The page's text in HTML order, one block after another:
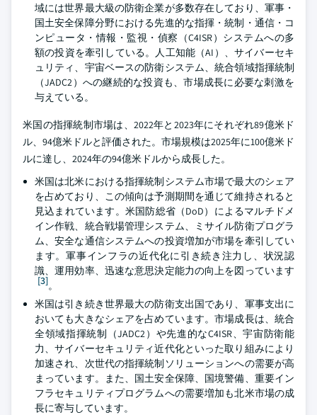
域には世界最大級の防衛企業が多数存在しており、軍事・
国土安全保障分野における先進的な指揮・統制・通信・コ
ンピュータ・情報・監視・偵察（C4ISR）システムへの多
額の投資を牽引している。人工知能（AI）、サイバーセキ
ュリティ、宇宙ベースの防衛システム、統合領域指揮統制
（JADC2）への継続的な投資も、市場成長に必要な刺激を
与えている。
米国の指揮統制市場は、2022年と2023年にそれぞれ89億米ド
ル、94億米ドルと評価された。市場規模は2025年に100億米ド
ルに達し、2024年の94億米ドルから成長した。
米国は北米における指揮統制システム市場で最大のシェア
を占めており、この傾向は予測期間を通じて維持されると
見込まれています。米国防総省（DoD）によるマルチドメ
イン作戦、統合戦場管理システム、ミサイル防衛プログラ
ム、安全な通信システムへの投資増加が市場を牽引してい
ます。軍事インフラの近代化に引き続き注力し、状況認
識、運用効率、迅速な意思決定能力の向上を図っています
[3]。
米国は引き続き世界最大の防衛支出国であり、軍事支出に
おいても大きなシェアを占めています。市場成長は、統合
全領域指揮統制（JADC2）や先進的なC4ISR、宇宙防衛能
力、サイバーセキュリティ近代化といった取り組みにより
加速され、次世代の指揮統制ソリューションへの需要が高
まっています。また、国土安全保障、国境警備、重要イン
フラセキュリティプログラムへの需要増加も北米市場の成
長に寄与しています。